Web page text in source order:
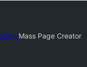
Mass Page Creator